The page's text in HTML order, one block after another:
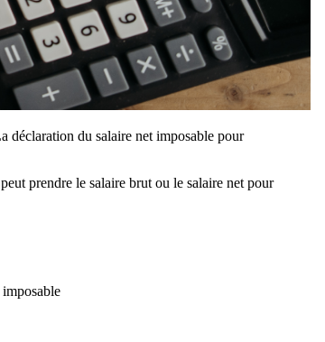
déclaration du salaire net imposable pour
prendre le salaire brut ou le salaire net pour